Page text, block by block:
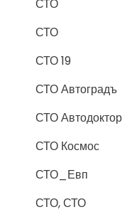
СТО
СТО
СТО 19
СТО Автоградъ
СТО Автодоктор
СТО Космос
СТО_Евп
СТО, СТО